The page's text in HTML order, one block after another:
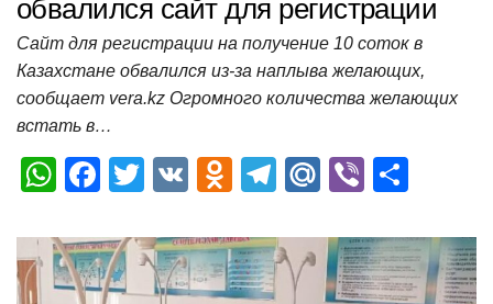
обвалился сайт для регистрации
Сайт для регистрации на получение 10 соток в
Казахстане обвалился из-за наплыва желающих,
сообщает vera.kz Огромного количества желающих
встать в…
W
at
s
F
c
e
T
tt
er
V
O
n
o
T
e
gr
M
.R
u
Vi
er п
р